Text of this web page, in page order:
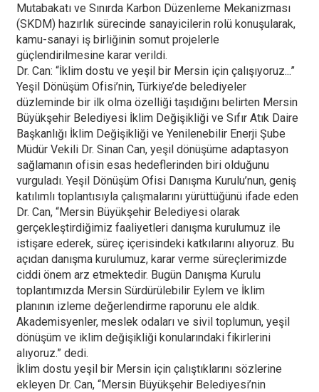
Mutabakatı ve Sınırda Karbon Düzenleme Mekanizması
(SKDM) hazırlık sürecinde sanayicilerin rolü konuşularak,
kamu-sanayi iş birliğinin somut projelerle
güçlendirilmesine karar verildi.
Dr. Can: “İklim dostu ve yeşil bir Mersin için çalışıyoruz...”
Yeşil Dönüşüm Ofisi’nin, Türkiye’de belediyeler
düzleminde bir ilk olma özelliği taşıdığını belirten Mersin
Büyükşehir Belediyesi İklim Değişikliği ve Sıfır Atık Daire
Başkanlığı İklim Değişikliği ve Yenilenebilir Enerji Şube
Müdür Vekili Dr. Sinan Can, yeşil dönüşüme adaptasyon
sağlamanın ofisin esas hedeflerinden biri olduğunu
vurguladı. Yeşil Dönüşüm Ofisi Danışma Kurulu’nun, geniş
katılımlı toplantısıyla çalışmalarını yürüttüğünü ifade eden
Dr. Can, “Mersin Büyükşehir Belediyesi olarak
gerçekleştirdiğimiz faaliyetleri danışma kurulumuz ile
istişare ederek, süreç içerisindeki katkılarını alıyoruz. Bu
açıdan danışma kurulumuz, karar verme süreçlerimizde
ciddi önem arz etmektedir. Bugün Danışma Kurulu
toplantımızda Mersin Sürdürülebilir Eylem ve İklim
planının izleme değerlendirme raporunu ele aldık.
Akademisyenler, meslek odaları ve sivil toplumun, yeşil
dönüşüm ve iklim değişikliği konularındaki fikirlerini
alıyoruz.” dedi.
İklim dostu yeşil bir Mersin için çalıştıklarını sözlerine
ekleyen Dr. Can, “Mersin Büyükşehir Belediyesi’nin